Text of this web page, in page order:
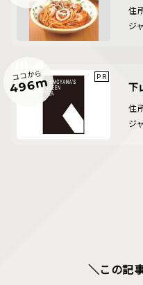
住
ジ
ココから
496m 下
住
ジ
＼この記